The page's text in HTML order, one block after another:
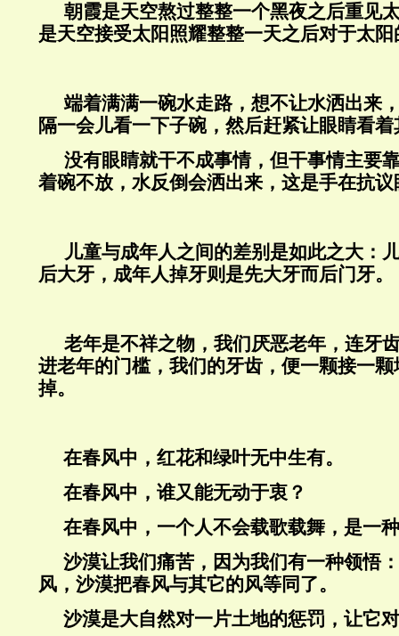
朝霞是天空熬过整整一个黑夜之后重见
是天空接受太阳照耀整整一天之后对于太
端着满满一碗水走路，想不让水洒出来
隔一会儿看一下子碗，然后赶紧让眼睛看
没有眼睛就干不成事情，但干事情主要
着碗不放，水反倒会洒出来，这是手在抗议
儿童与成年人之间的差别是如此之大：
后大牙，成年人掉牙则是先大牙而后门牙。
老年是不祥之物，我们厌恶老年，连牙
进老年的门槛，我们的牙齿，便一颗接一
掉。
在春风中，红花和绿叶无中生有。
在春风中，谁又能无动于衷？
在春风中，一个人不会载歌载舞，是一
沙漠让我们痛苦，因为我们有一种领悟
风，沙漠把春风与其它的风等同了。
沙漠是大自然对一片土地的惩罚，让它